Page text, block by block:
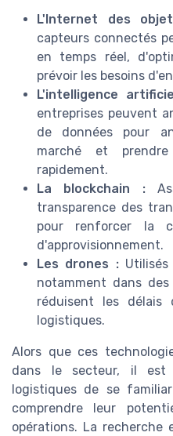
L'Internet des
capteurs connectés
en temps réel,
prévoir les besoins
L'intelligence
entreprises peuvent
de données pour
marché et
rapidement.
La blockchain :
transparence des
pour renforcer la
d'approvisionnement.
Les drones :Utilisés
notamment dans
réduisent les
logistiques.
Alors que ces
dans le secteur, il est
logistiques de se
comprendre leur
opérations. La recherche